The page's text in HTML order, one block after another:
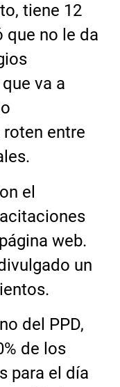
tiene 12
que no le da
va a
entre
el
web.
un
del PPD,
de los
para el día